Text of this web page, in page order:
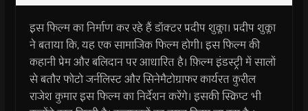
इस फिल्म का निर्माण कर रहे हैं डॉक्टर प्रदीप शुक्ला। प्रदीप शुक्ला
ने बताया कि, यह एक सामाजिक फिल्म होगी। इस फिल्म की
कहानी प्रेम और बलिदान पर आधारित है। फ़िल्म इंडस्ट्री में सालों
से बतौर फोटो जर्नलिस्ट और सिनेमैटोग्राफर कार्यरत कुरील
राजेश कुमार इस फिल्म का निर्देशन करेंगे। इसकी स्क्रिप्ट भी